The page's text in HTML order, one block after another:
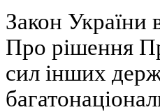
Закон України
Про рішення
сил інших